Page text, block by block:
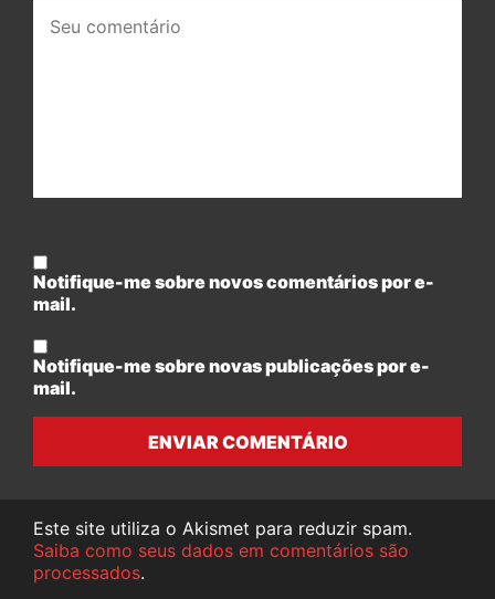
comentário:
Notifique-me sobre novos comentários por e-
mail.
Notifique-me sobre novas publicações por e-
mail.
ENVIAR COMENTÁRIO
Este site utiliza o Akismet para reduzir spam.
Saiba como seus dados em comentários são
processados.